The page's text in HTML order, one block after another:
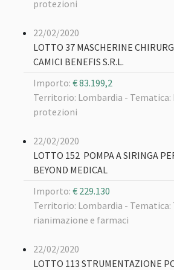
protezioni
22/02/2020
LOTTO 37 MASCHERINE
CAMICI BENEFIS S.R.L.
Importo: € 83.199,2
Territorio: Lombardia - Tematica:
protezioni
22/02/2020
LOTTO 152 POMPA A SIRINGA
BEYOND MEDICAL
Importo: € 229.130
Territorio: Lombardia - Tematica:
rianimazione e farmaci
22/02/2020
LOTTO 113 STRUMENTAZIONE